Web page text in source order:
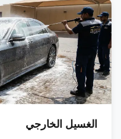
الغسيل الخارجي